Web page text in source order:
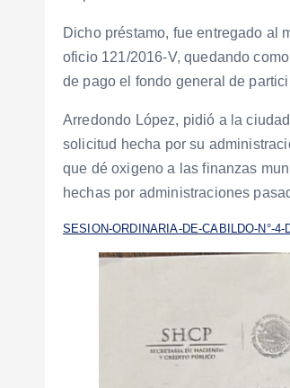
Dicho préstamo, fue entregado al
oficio 121/2016-V, quedando
de pago el fondo general de
Arredondo López, pidió a la
solicitud hecha por su
que dé oxigeno a las finanzas
hechas por administraciones
SESION-ORDINARIA-DE-CABILDO-N°-4-